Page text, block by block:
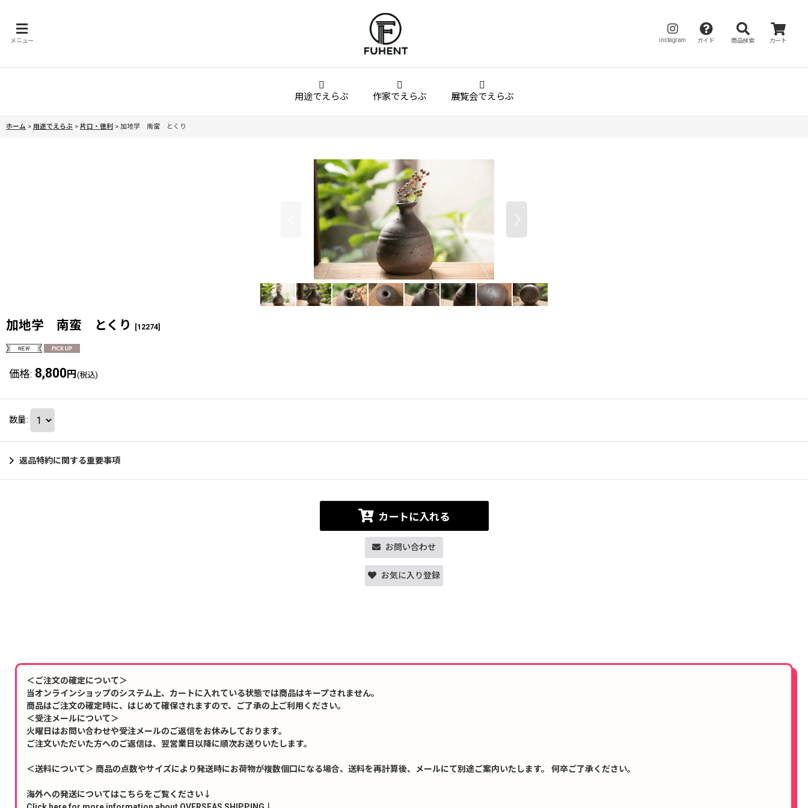
メニュー instagram ガイド 商品検索 カート
用途でえらぶ 作家でえらぶ 展覧会でえらぶ
ホーム > 用途でえらぶ > 片口・徳利 > 加地学 南蛮 とくり
加地学 南蛮 とくり [12274]
価格: 8,800 円 (税込)
数量:
返品特約に関する重要事項
カートに入れる
お問い合わせ
お気に入り登録
＜ご注文の確定について＞
当オンラインショップのシステム上、カートに入れている状態では商品はキープされません。
商品はご注文の確定時に、はじめて確保されますので、ご了承の上ご利用ください。
＜受注メールについて＞
火曜日はお問い合わせや受注メールのご返信をお休みしております。
ご注文いただいた方へのご返信は、翌営業日以降に順次お送りいたします。
＜送料について＞ 商品の点数やサイズにより発送時にお荷物が複数個口になる場合、送料を再計算後、メールにて別途ご案内いたします。 何卒ご了承ください。
海外への発送についてはこちらをご覧ください↓